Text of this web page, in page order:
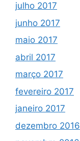
julho 2017
junho 2017
maio 2017
abril 2017
março 2017
fevereiro 2017
janeiro 2017
dezembro 2016